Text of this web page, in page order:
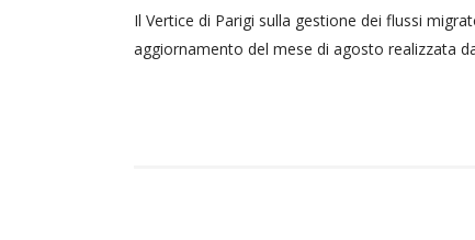
Il Vertice di Parigi sulla gestione dei flussi
aggiornamento del mese di agosto realizzata